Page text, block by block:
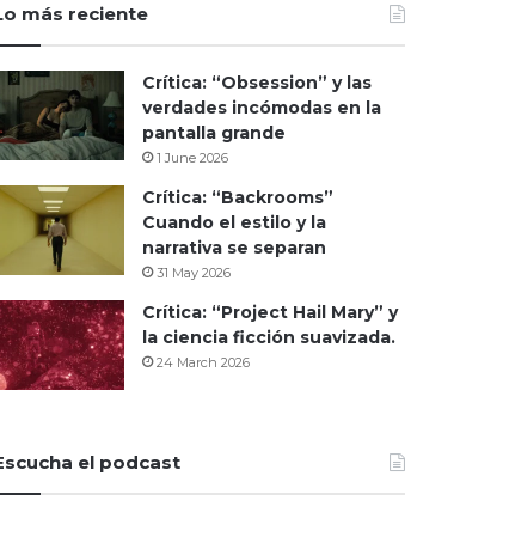
más reciente
Crítica: “Obsession” y las
verdades incómodas en la
pantalla grande
1 June 2026
Crítica: “Backrooms”
Cuando el estilo y la
narrativa se separan
31 May 2026
Crítica: “Project Hail Mary” y
la ciencia ficción suavizada.
24 March 2026
el podcast